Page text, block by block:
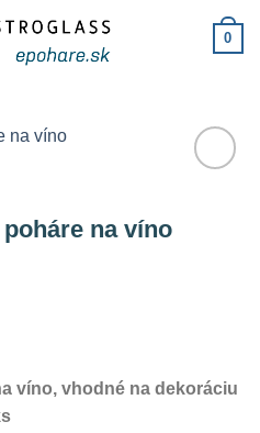
0
na víno
víno, vhodné na dekoráciu